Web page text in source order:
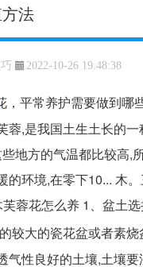
法
2022-10-26 19:48:38
，平常养护需要做到哪
蓉,是我国土生土长的
地方的气温都比较高,
的环境,在零下10... 木
蓉花怎么养 1、盆土
较大的瓷花盆或者素烧
气性良好的土壤,土壤要